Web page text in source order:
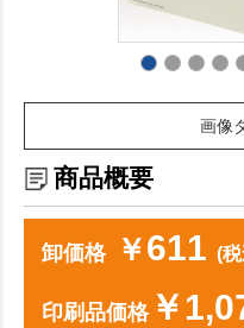
画像
商品概要
卸価格 ￥611 (
印刷品価格￥